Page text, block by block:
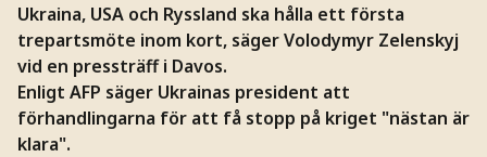
Ukraina, USA och Ryssland ska hålla ett första
trepartsmöte inom kort, säger Volodymyr Zelenskyj
vid en pressträff i Davos.
Enligt AFP säger Ukrainas president att
förhandlingarna för att få stopp på kriget "nästan är
klara".